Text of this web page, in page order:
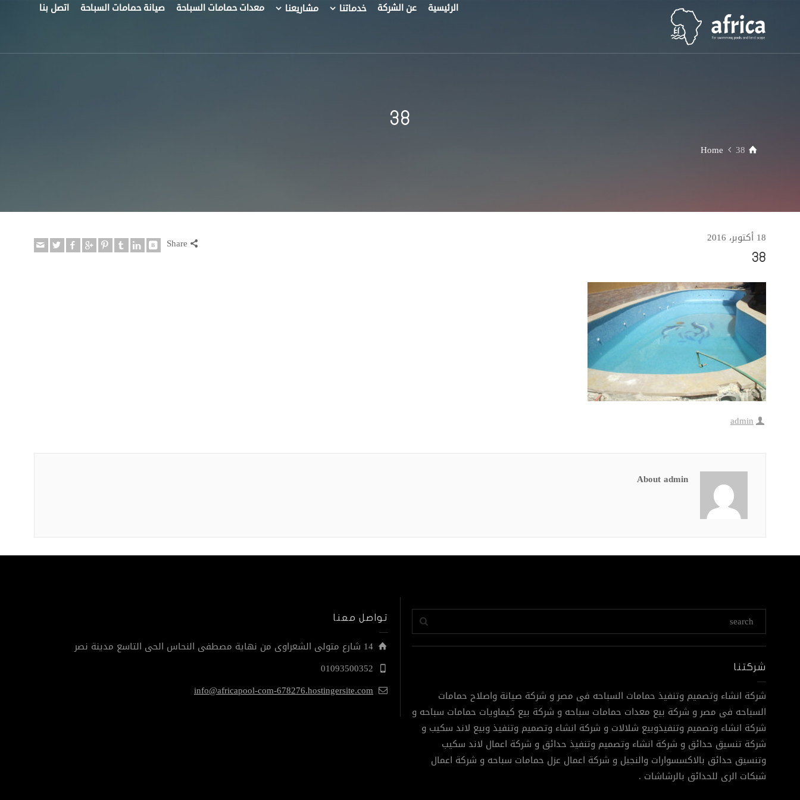
الرئيسية عن الشركة خدماتنا مشاريعنا معدات حمامات السباحة صيانة حمامات السباحة اتصل بنا
38
Home 38
18 أكتوبر، 2016
38
Share
admin
About admin
شركتنا
شركة انشاء وتصميم وتنفيذ حمامات السباحه فى مصر و شركة صيانة واصلاح حمامات
السباحه فى مصر و شركة بيع معدات حمامات سباحه و شركة بيع كيماويات حمامات سباحه و
شركة انشاء وتصميم وتنفيذوبيع شلالات و شركة انشاء وتصميم وتنفيذ وبيع لاند سكيب و
شركة تنسيق حدائق و شركة انشاء وتصميم وتنفيذ حدائق و شركة اعمال لاند سكيب
وتنسيق حدائق بالاكسسوارات والنجيل و شركة اعمال عزل حمامات سباحه و شركة اعمال
شبكات الرى للحدائق بالرشاشات .
تواصل معنا
14 شارع متولى الشعراوى من نهاية مصطفى النحاس الحى التاسع مدينة نصر
01093500352
info@africapool-com-678276.hostingersite.com